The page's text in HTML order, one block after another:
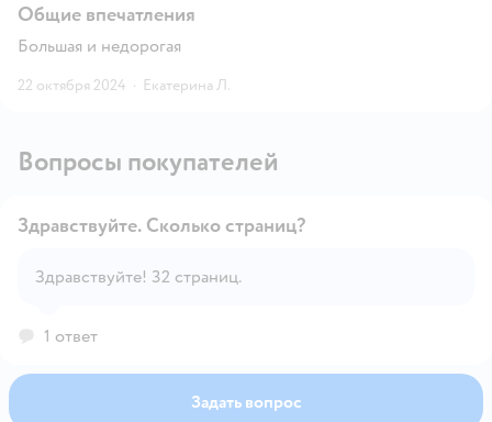
Общие впечатления
Большая и недорогая
22 октября 2024 · Екатерина Л.
Вопросы покупателей
Здравствуйте. Сколько страниц?
Здравствуйте! 32 страниц.
1 ответ
Задать вопрос